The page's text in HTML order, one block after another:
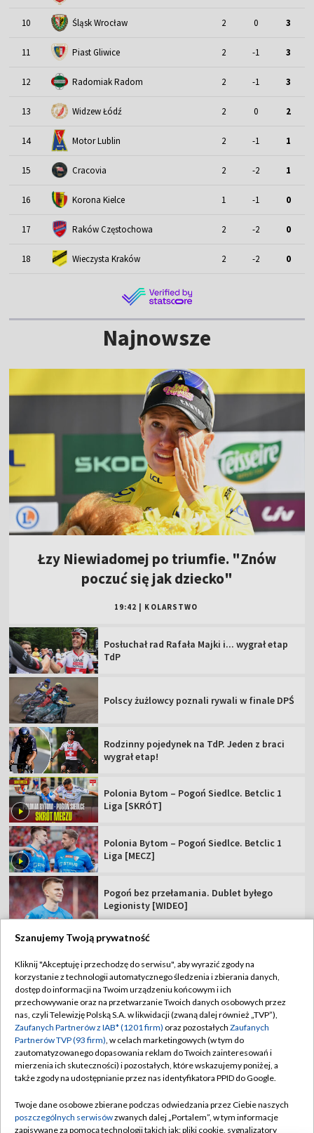
10 Śląsk Wrocław 2 0 3
11 Piast Gliwice 2 -1 3
12 Radomiak Radom 2 -1 3
13 Widzew Łódź 2 0 2
14 Motor Lublin 2 -1 1
15 Cracovia 2 -2 1
16 Korona Kielce 1 -1 0
17 Raków Częstochowa 2 -2 0
18 Wieczysta Kraków 2 -2 0
Najnowsze
Łzy Niewiadomej po triumfie. "Znów
poczuć się jak dziecko"
19:42 KOLARSTWO
Posłuchał rad Rafała Majki i... wygrał etap
TdP
Polscy żużlowcy poznali rywali w finale DPŚ
Rodzinny pojedynek na TdP. Jeden z braci
wygrał etap!
Polonia Bytom – Pogoń Siedlce. Betclic 1
Liga [SKRÓT]
Polonia Bytom – Pogoń Siedlce. Betclic 1
Liga [MECZ]
Pogoń bez przełamania. Dublet byłego
Legionisty [WIDEO]
TVP
Abonament TVP
Sklep TVP
Biuro Reklamy
Oferta Handlowa
Emisja w TVP
Regulamin TVP
Polityka prywatności
Moje zgody
Biuro reklamy
Szanujemy Twoją prywatność
Kliknij "Akceptuję i przechodzę do serwisu", aby wyrazić zgody na
korzystanie z technologii automatycznego śledzenia i zbierania danych,
dostęp do informacji na Twoim urządzeniu końcowym i ich
przechowywanie oraz na przetwarzanie Twoich danych osobowych przez
nas, czyli Telewizję Polską S.A. w likwidacji (zwaną dalej również „TVP”),
Zaufanych Partnerów z IAB* (1201 firm) oraz pozostałych Zaufanych
Partnerów TVP (93 firm), w celach marketingowych (w tym do
zautomatyzowanego dopasowania reklam do Twoich zainteresowań i
mierzenia ich skuteczności) i pozostałych, które wskazujemy poniżej, a
także zgody na udostępnianie przez nas identyfikatora PPID do Google.
Twoje dane osobowe zbierane podczas odwiedzania przez Ciebie naszych
poszczególnych serwisówzwanych dalej „Portalem”, w tym informacje
zapisywane za pomocą technologii takich jak: pliki cookie, sygnalizatory